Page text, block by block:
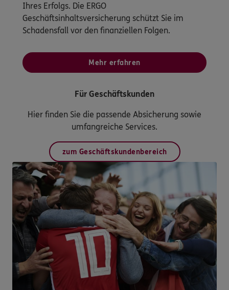
Ihres Erfolgs. Die ERGO
Geschäftsinhaltsversicherung schützt Sie im
Schadensfall vor den finanziellen Folgen.
Mehr erfahren
Für Geschäftskunden
Hier finden Sie die passende Absicherung sowie
umfangreiche Services.
zum Geschäftskundenbereich